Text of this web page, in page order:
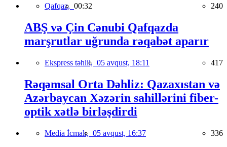
Qafqaz, 00:32 240
ABŞ və Çin Cənubi Qafqazda
marşrutlar uğrunda rəqabət aparır
Ekspress təhlil, 05 avqust, 18:11 417
Rəqəmsal Orta Dəhliz: Qazaxıstan və
Azərbaycan Xəzərin sahillərini fiber-
optik xətlə birləşdirdi
Media İcmalı, 05 avqust, 16:37 336